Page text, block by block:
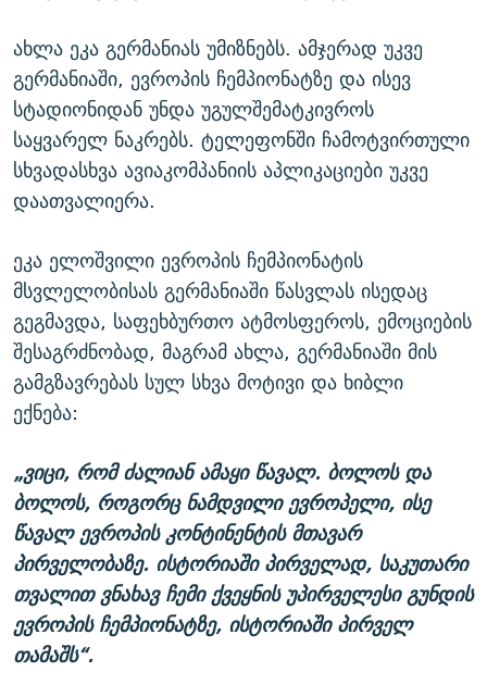
ახლა ეკა გერმანიას უმიზნებს. ამჯერად უკვე
გერმანიაში, ევროპის ჩემპიონატზე და ისევ
სტადიონიდან უნდა უგულშემატკივროს
საყვარელ ნაკრებს. ტელეფონში ჩამოტვირთული
სხვადასხვა ავიაკომპანიის აპლიკაციები უკვე
დაათვალიერა.
ეკა ელოშვილი ევროპის ჩემპიონატის
მსვლელობისას გერმანიაში წასვლას ისედაც
გეგმავდა, საფეხბურთო ატმოსფეროს, ემოციების
შესაგრძნობად, მაგრამ ახლა, გერმანიაში მის
გამგზავრებას სულ სხვა მოტივი და ხიბლი
ექნება:
„ვიცი, რომ ძალიან ამაყი წავალ. ბოლოს და
ბოლოს, როგორც ნამდვილი ევროპელი, ისე
წავალ ევროპის კონტინენტის მთავარ
პირველობაზე. ისტორიაში პირველად, საკუთარი
თვალით ვნახავ ჩემი ქვეყნის უპირველესი გუნდის
ევროპის ჩემპიონატზე, ისტორიაში პირველ
თამაშს“.